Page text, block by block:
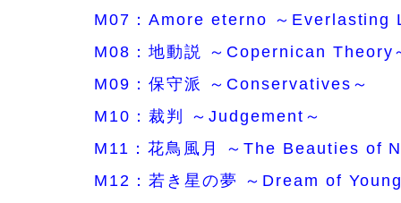
M07：Amore eterno ～Everlasting
M08：地動説 ～Copernican Theory
M09：保守派 ～Conservatives～
M10：裁判 ～Judgement～
M11：花鳥風月 ～The Beauties of
M12：若き星の夢 ～Dream of